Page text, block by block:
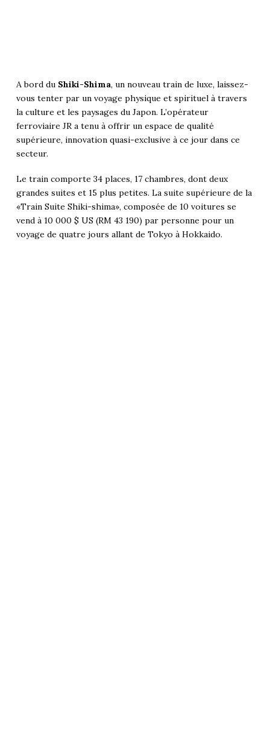
A bord du Shiki-Shima, un nouveau train de luxe, laissez-
vous tenter par un voyage physique et spirituel à travers
la culture et les paysages du Japon. L’opérateur
ferroviaire JR a tenu à offrir un espace de qualité
supérieure, innovation quasi-exclusive à ce jour dans ce
secteur.
Le train comporte 34 places, 17 chambres, dont deux
grandes suites et 15 plus petites. La suite supérieure de la
«Train Suite Shiki-shima», composée de 10 voitures se
vend à 10 000 $ US (RM 43 190) par personne pour un
voyage de quatre jours allant de Tokyo à Hokkaido.